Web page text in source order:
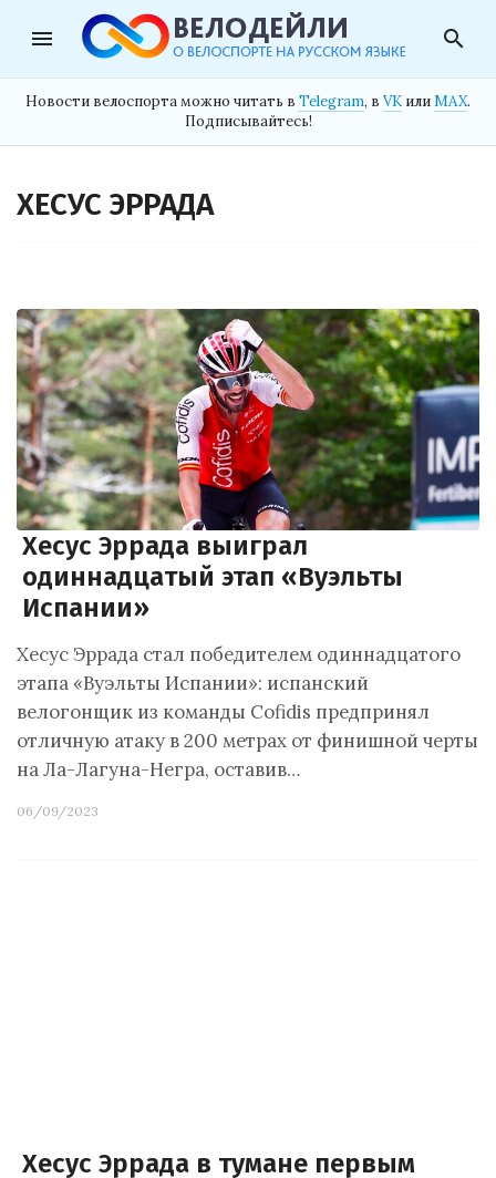
menu search
Новости велоспорта можно читать в Telegram, в VK илиMAX.
Подписывайтесь!
ХЕСУС ЭРРАДА
Хесус Эррада выиграл
одиннадцатый этап «Вуэльты
Испании»
Хесус Эррада стал победителем одиннадцатого
этапа «Вуэльты Испании»: испанский
велогонщик из команды Cofidis предпринял
отличную атаку в 200 метрах от финишной черты
на Ла-Лагуна-Негра, оставив…
06/09/2023
Хесус Эррада в тумане первым